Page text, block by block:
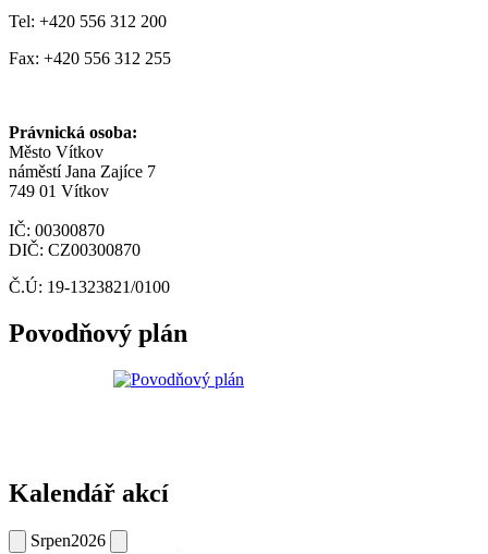
Tel: +420 556 312 200
Fax: +420 556 312 255
Právnická osoba:
Město Vítkov
náměstí Jana Zajíce 7
749 01 Vítkov
IČ: 00300870
DIČ: CZ00300870
Č.Ú: 19-1323821/0100
Povodňový plán
Kalendář akcí
Srpen2026